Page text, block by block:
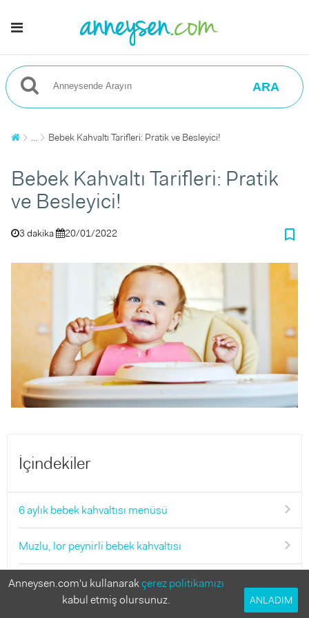
ARA
... Bebek Kahvaltı Tarifleri: Pratik ve Besleyici!
Bebek Kahvaltı Tarifleri: Pratik
ve Besleyici!
3 dakika 20/01/2022 bookmark_border
İçindekiler
6 aylık bebek kahvaltısı menüsü
Muzlu, lor peynirli bebek kahvaltısı
Meyveli yoğurtlu bebek kahvaltısı
Anneysen.com'u kullanarakçerez politikamızı
kabul etmiş olursunuz.
ANLADIM